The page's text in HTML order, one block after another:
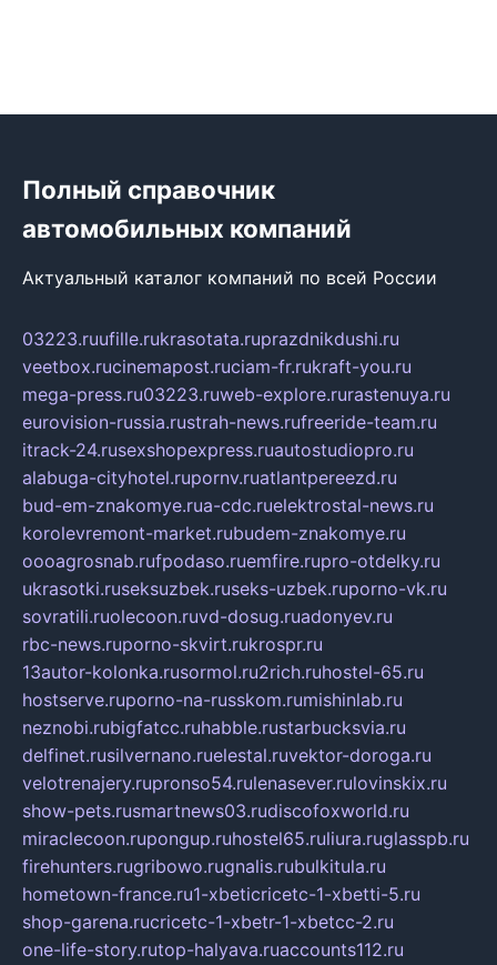
Полный справочник
автомобильных компаний
Актуальный каталог компаний по всей России
03223.ruufille.rukrasotata.ruprazdnikdushi.ru
veetbox.rucinemapost.ruciam-fr.rukraft-you.ru
mega-press.ru03223.ruweb-explore.rurastenuya.ru
eurovision-russia.rustrah-news.rufreeride-team.ru
itrack-24.rusexshopexpress.ruautostudiopro.ru
alabuga-cityhotel.rupornv.ruatlantpereezd.ru
bud-em-znakomye.rua-cdc.ruelektrostal-news.ru
korolevremont-market.rubudem-znakomye.ru
oooagrosnab.rufpodaso.ruemfire.rupro-otdelky.ru
ukrasotki.ruseksuzbek.ruseks-uzbek.ruporno-vk.ru
sovratili.ruolecoon.ruvd-dosug.ruadonyev.ru
rbc-news.ruporno-skvirt.rukrospr.ru
13autor-kolonka.rusormol.ru2rich.ruhostel-65.ru
hostserve.ruporno-na-russkom.rumishinlab.ru
neznobi.rubigfatcc.ruhabble.rustarbucksvia.ru
delfinet.rusilvernano.ruelestal.ruvektor-doroga.ru
velotrenajery.rupronso54.rulenasever.rulovinskix.ru
show-pets.rusmartnews03.rudiscofoxworld.ru
miraclecoon.rupongup.ruhostel65.ruliura.ruglasspb.ru
firehunters.rugribowo.rugnalis.rubulkitula.ru
hometown-france.ru1-xbeticricetc-1-xbetti-5.ru
shop-garena.rucricetc-1-xbetr-1-xbetcc-2.ru
one-life-story.rutop-halyava.ruaccounts112.ru